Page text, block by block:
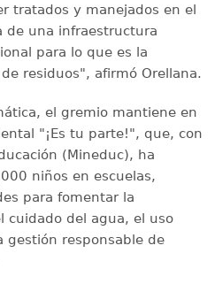
tratados y manejados en el
de una infraestructura
para lo que es la
residuos", afirmó Orellana.
el gremio mantiene en
"¡Es tu parte!", que, con
(Mineduc), ha
niños en escuelas,
para fomentar la
cuidado del agua, el uso
gestión responsable de